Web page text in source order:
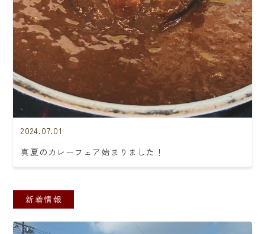
2024.07.01
真夏のカレーフェア始まりました！
新着情報